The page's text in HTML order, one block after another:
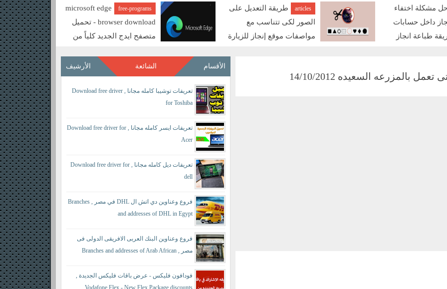
حل مشكلة اختفاء
داخل حسابات
طباعة انجاز
articles
طريقة التعديل على
الصور لكى تتناسب مع
مواصفات موقع إنجاز للزيارة
free-programs
microsoft edge
browser download - تحميل
متصفح ايدج الجديد كلياً من
بالمزرعه السعيده 14/10/2012
الأقسام الشائعة الأرشيف
تعريفات توشيبا كامله مجانا , Download free driver
for Toshiba
تعريفات ايسر كامله مجانا , Download free driver for
Acer
تعريفات ديل كامله مجانا , Download free driver for
dell
فروع وعناوين دي اتش ال DHL في مصر , Branches
and addresses of DHL in Egypt
فروع وعناوين البنك العربى الافريقى الدولى فى
مصر , Branches and addresses of Arab African
فودافون فليكس - عرض باقات فليكس الجديدة ,
Vodafone Flex - New Flex Package discounts